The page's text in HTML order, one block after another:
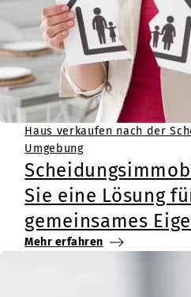
Haus verkaufen nach der
Umgebung
Sie eine Lösung
gemeinsames
Mehr erfahren